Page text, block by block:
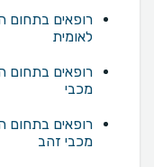
לאומית
מכבי
מכבי זהב